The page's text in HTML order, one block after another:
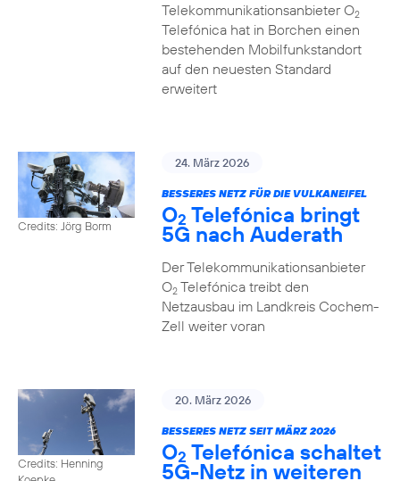
Telekommunikationsanbieter O2
Telefónica hat in Borchen einen
bestehenden Mobilfunkstandort
auf den neuesten Standard
erweitert
Credits: Jörg Borm
24. März 2026
BESSERES NETZ FÜR DIE VULKANEIFEL
O2 Telefónica bringt
5G nach Auderath
Der Telekommunikationsanbieter
O2Telefónica treibt den
Netzausbau im Landkreis Cochem-
Zell weiter voran
Credits: Henning
20. März 2026
BESSERES NETZ SEIT MÄRZ 2026
O2 Telefónica schaltet
5G-Netz in weiteren